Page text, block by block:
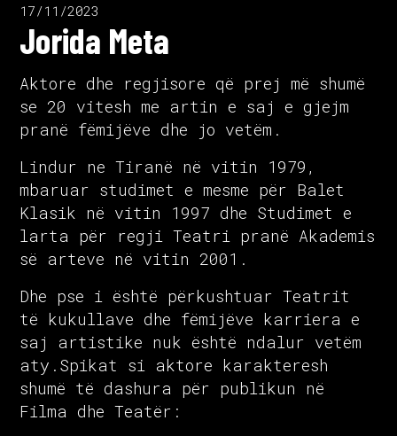
17/11/2023
Jorida Meta
Aktore dhe regjisore që prej më shumë
se 20 vitesh me artin e saj e gjejm
pranë fëmijëve dhe jo vetëm.
Lindur ne Tiranë në vitin 1979,
mbaruar studimet e mesme për Balet
Klasik në vitin 1997 dhe Studimet e
larta për regji Teatri pranë Akademis
së arteve në vitin 2001.
Dhe pse i është përkushtuar Teatrit
të kukullave dhe fëmijëve karriera e
saj artistike nuk është ndalur vetëm
aty.Spikat si aktore karakteresh
shumë të dashura për publikun në
Filma dhe Teatër: